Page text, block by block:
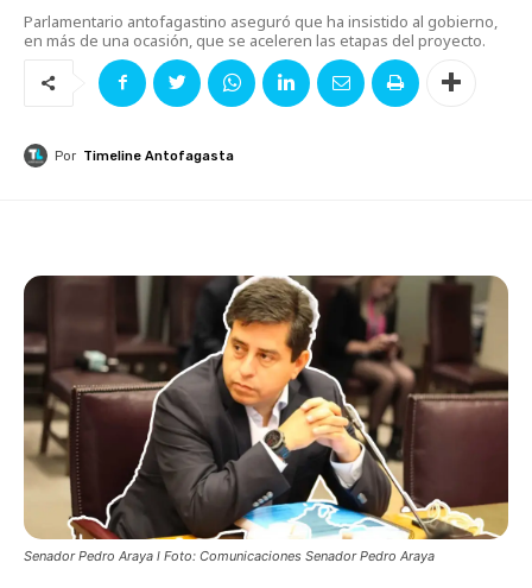
Parlamentario antofagastino aseguró que ha insistido al gobierno,
en más de una ocasión, que se aceleren las etapas del proyecto.
Por Timeline Antofagasta
Senador Pedro Araya l Foto: Comunicaciones Senador Pedro Araya